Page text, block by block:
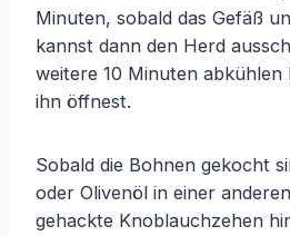
Minuten, sobald das Gefäß
kannst dann den Herd
weitere 10 Minuten abkühlen
ihn öffnest.
Sobald die Bohnen gekocht
oder Olivenöl in einer
gehackte Knoblauchzehen